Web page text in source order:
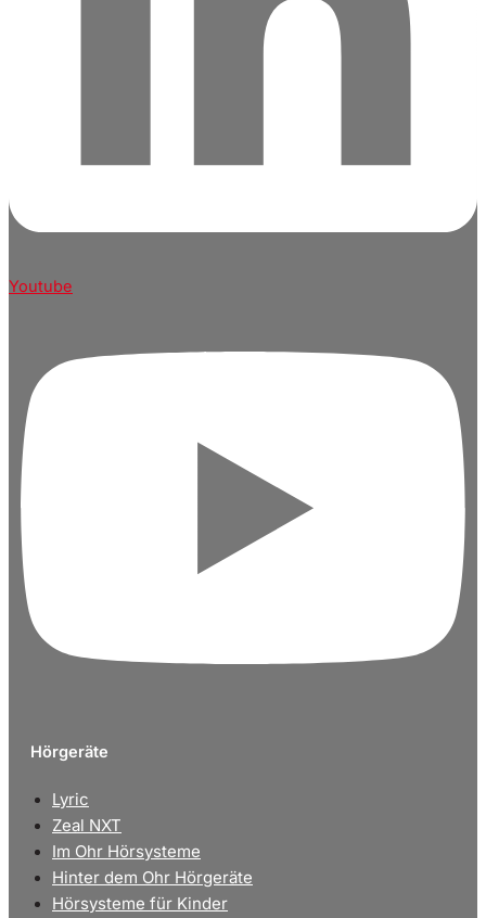
Youtube
Hörgeräte
Lyric
Zeal NXT
Im Ohr Hörsysteme
Hinter dem Ohr Hörgeräte
Hörsysteme für Kinder